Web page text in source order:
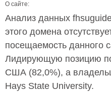
О сайте:
Анализ данных
этого домена
посещаемость данного
Лидирующую позицию
США (82,0%), а
Hays State University.